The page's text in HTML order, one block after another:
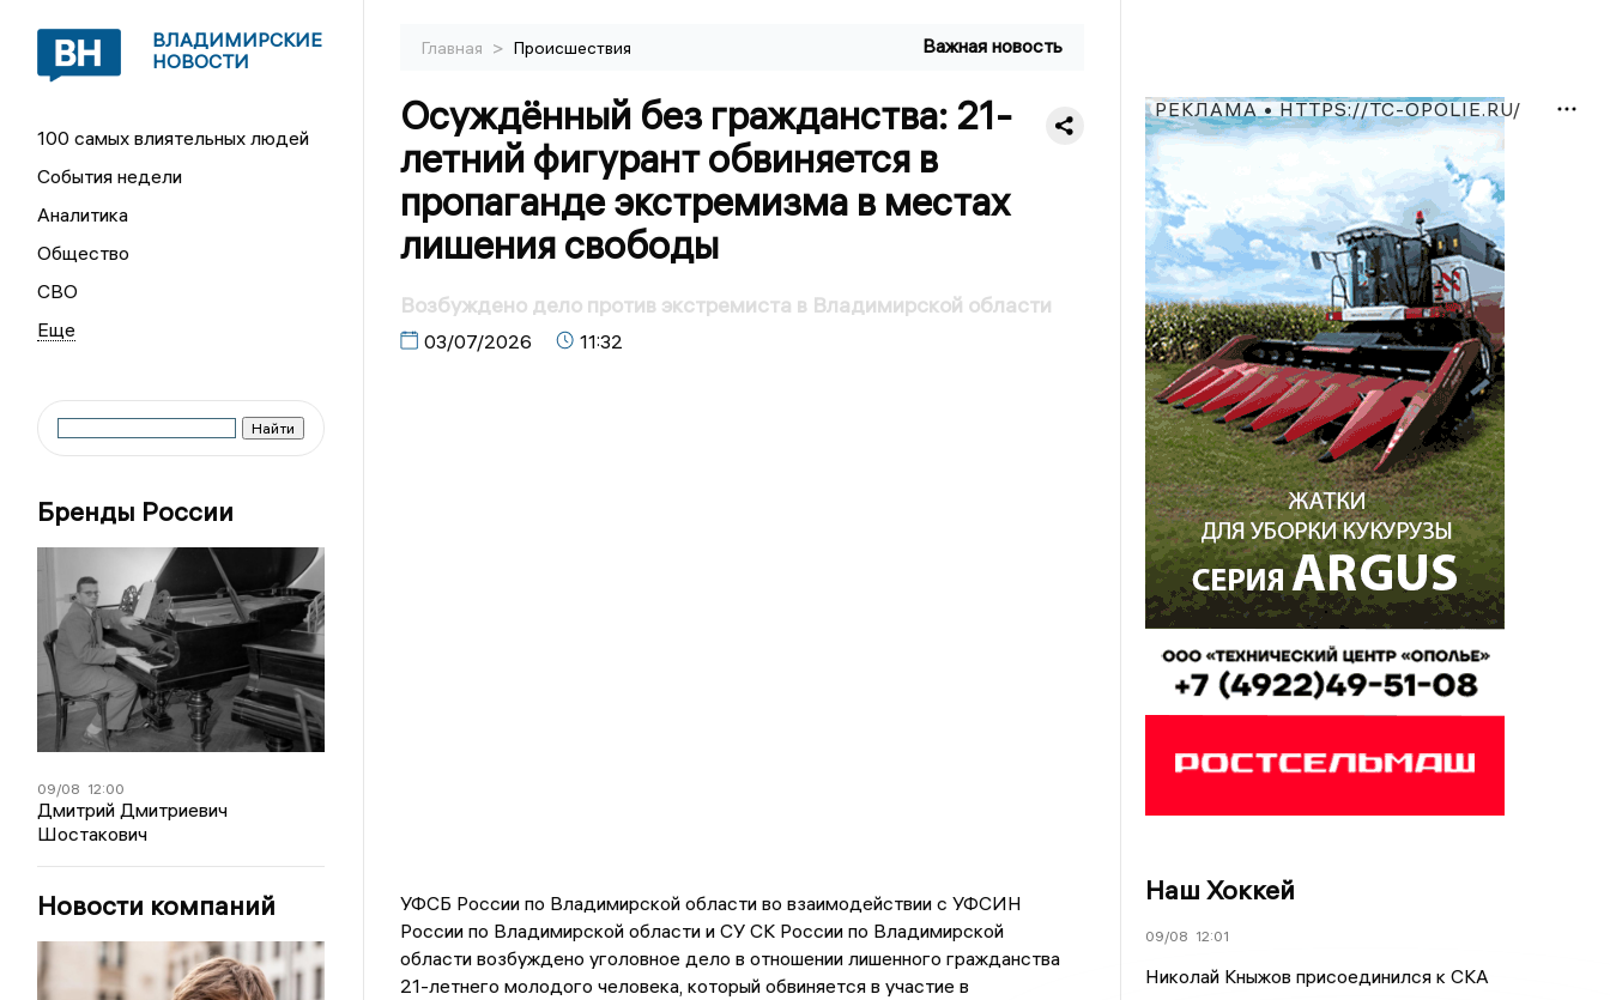
ВЛАДИМИРСКИЕ
НОВОСТИ
100 самых влиятельных людей
События недели
Аналитика
Общество
СВО
Бренды России
09/08 12:00
Дмитрий Дмитриевич
Шостакович
Новости компаний
Главная > Происшествия Важная новость
Осуждённый без гражданства: 21-
летний фигурант обвиняется в
пропаганде экстремизма в местах
лишения свободы
Возбуждено дело против экстремиста в Владимирской области
03/07/2026 11:32
УФСБ России по Владимирской области во взаимодействии с УФСИН
России по Владимирской области и СУ СК России по Владимирской
области возбуждено уголовное дело в отношении лишенного гражданства
21-летнего молодого человека, который обвиняется в участие в
РЕКЛАМА • HTTPS://TC-OPOLIE.RU/
Наш Хоккей
09/08 12:01
Николай Кныжов присоединился к СКА